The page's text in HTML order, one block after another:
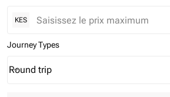
KES
Journey Types
Journey Types option Round trip
Round trip
keyboard_arrow_down